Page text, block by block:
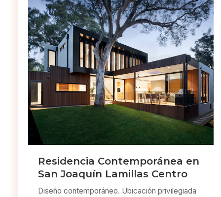
Residencia Contemporánea en
San Joaquín Lamillas Centro
Diseño contemporáneo. Ubicación privilegiada